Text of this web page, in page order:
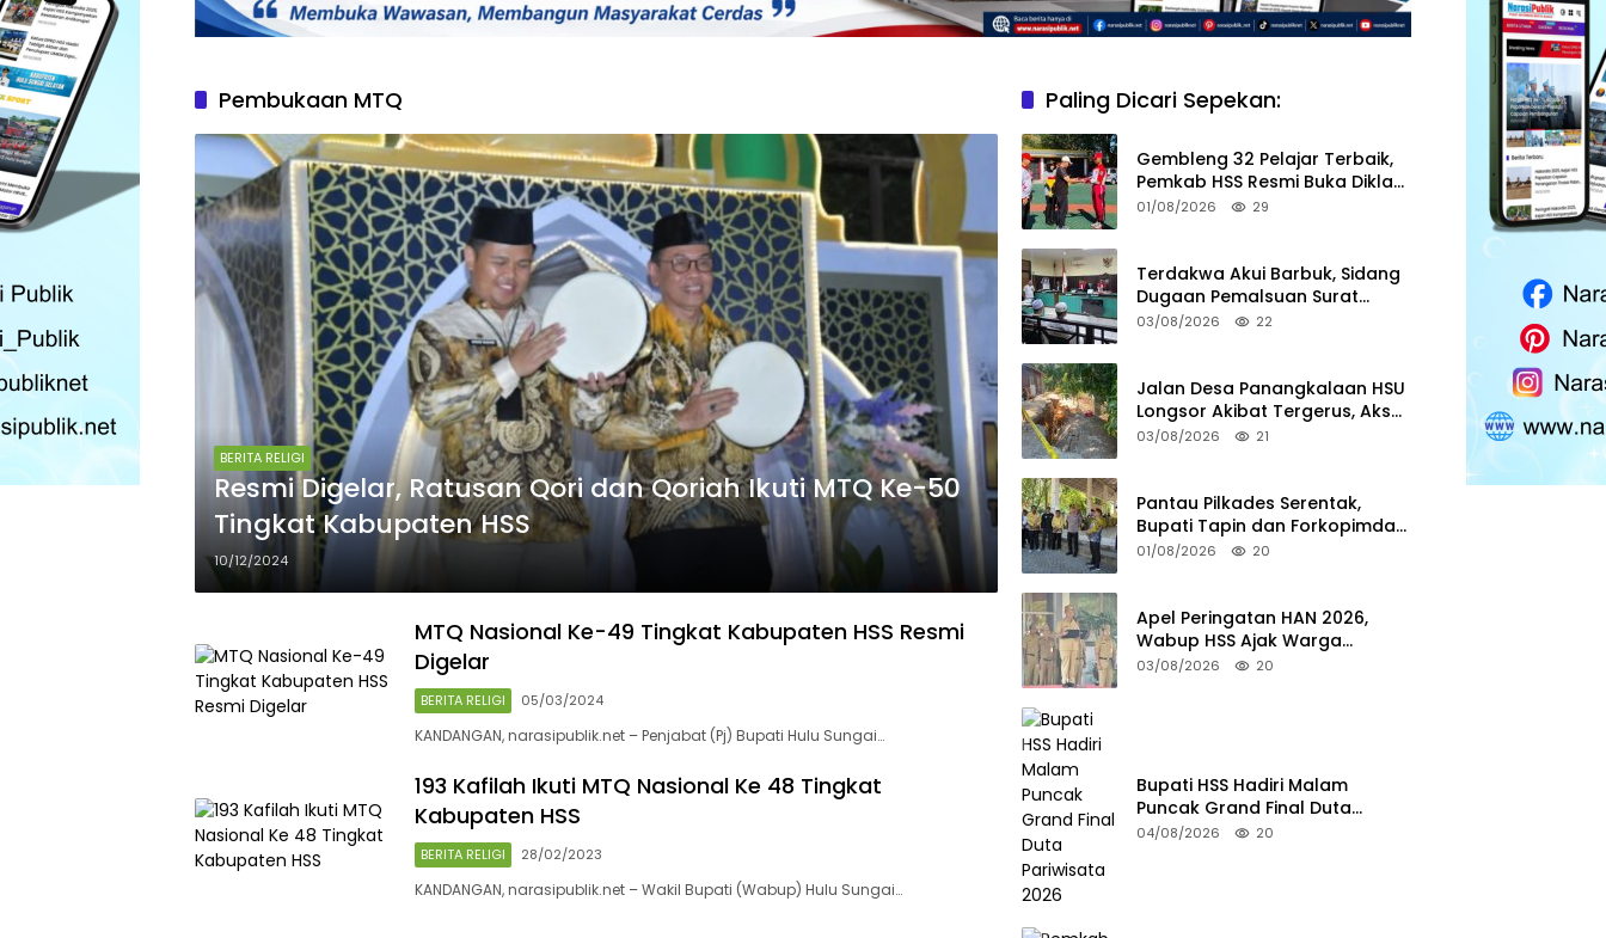
Pembukaan MTQ
BERITA RELIGI
Resmi Digelar, Ratusan Qori dan Qoriah Ikuti MTQ Ke-50
Tingkat Kabupaten HSS
10/12/2024
MTQ Nasional Ke-49 Tingkat Kabupaten HSS Resmi
Digelar
BERITA RELIGI 05/03/2024
KANDANGAN, narasipublik.net – Penjabat (Pj) Bupati Hulu Sungai…
193 Kafilah Ikuti MTQ Nasional Ke 48 Tingkat
Kabupaten HSS
BERITA RELIGI 28/02/2023
KANDANGAN, narasipublik.net – Wakil Bupati (Wabup) Hulu Sungai…
Paling Dicari Sepekan:
Gembleng 32 Pelajar Terbaik,
Pemkab HSS Resmi Buka Diklat
Paskibraka 2026
01/08/2026 29
Terdakwa Akui Barbuk, Sidang
Dugaan Pemalsuan Surat
Tanah di HSS Akan Berlanjut
03/08/2026 22
Jalan Desa Panangkalaan HSU
Longsor Akibat Tergerus, Akses
Warga Putus
03/08/2026 21
Pantau Pilkades Serentak,
Bupati Tapin dan Forkopimda
Turun ke TPS
01/08/2026 20
Apel Peringatan HAN 2026,
Wabup HSS Ajak Warga
Wujudkan Lingkungan Ramah
03/08/2026 20
Bupati HSS Hadiri Malam
Puncak Grand Final Duta
Pariwisata 2026
04/08/2026 20